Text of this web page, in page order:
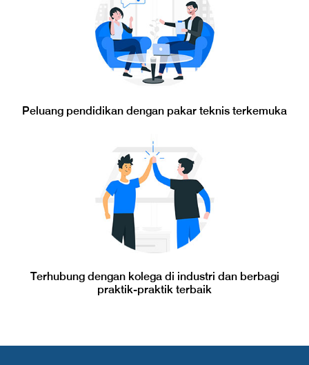
Peluang pendidikan dengan pakar teknis terkemuka
Terhubung dengan kolega di industri dan berbagi
praktik-praktik terbaik